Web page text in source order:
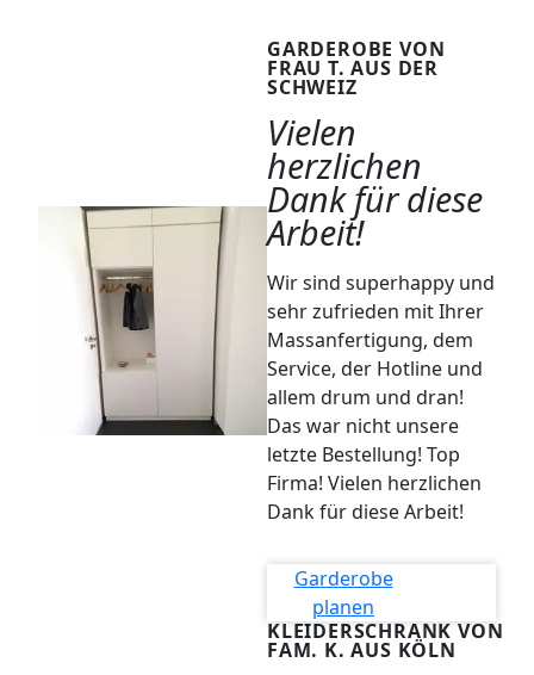
GARDEROBE VON
FRAU T. AUS DER
SCHWEIZ
Vielen
herzlichen
Dank für diese
Arbeit!
Wir sind superhappy und
sehr zufrieden mit Ihrer
Massanfertigung, dem
Service, der Hotline und
allem drum und dran!
Das war nicht unsere
letzte Bestellung! Top
Firma! Vielen herzlichen
Dank für diese Arbeit!
Garderobe
planen
KLEIDERSCHRANK VON
FAM. K. AUS KÖLN